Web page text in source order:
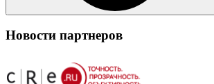
Новости партнеров